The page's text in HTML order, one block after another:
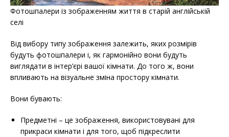
Фотошпалери із зображенням життя в старій англійській
селі
Від вибору типу зображення залежить, яких розмірів
будуть фотошпалери і, як гармонійно вони будуть
виглядати в інтер’єрі вашої кімнати. До того ж, вони
впливають на візуальне зміна простору кімнати.
Вони бувають:
Предметні – це зображення, використовувані для
прикраси кімнати і для того, щоб підкреслити